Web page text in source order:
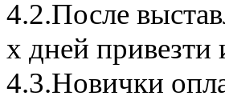
4.2.После
х дней привезти
4.3.Новички